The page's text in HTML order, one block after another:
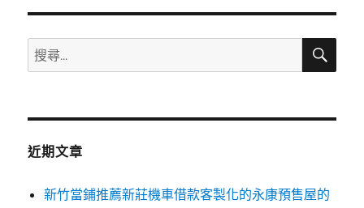
搜
尋
鍵
搜
近期文章
新竹當鋪推薦新莊機車借款客製化的永康預售屋的